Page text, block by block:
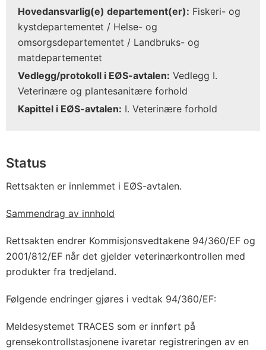
Hovedansvarlig(e) departement(er): Fiskeri- og
kystdepartementet / Helse- og
omsorgsdepartementet / Landbruks- og
matdepartementet
Vedlegg/protokoll i EØS-avtalen: Vedlegg I.
Veterinære og plantesanitære forhold
Kapittel i EØS-avtalen: I. Veterinære forhold
Status
Rettsakten er innlemmet i EØS-avtalen.
Sammendrag av innhold
Rettsakten endrer Kommisjonsvedtakene 94/360/EF og
2001/812/EF når det gjelder veterinærkontrollen med
produkter fra tredjeland.
Følgende endringer gjøres i vedtak 94/360/EF:
Meldesystemet TRACES som er innført på
grensekontrollstasjonene ivaretar registreringen av en